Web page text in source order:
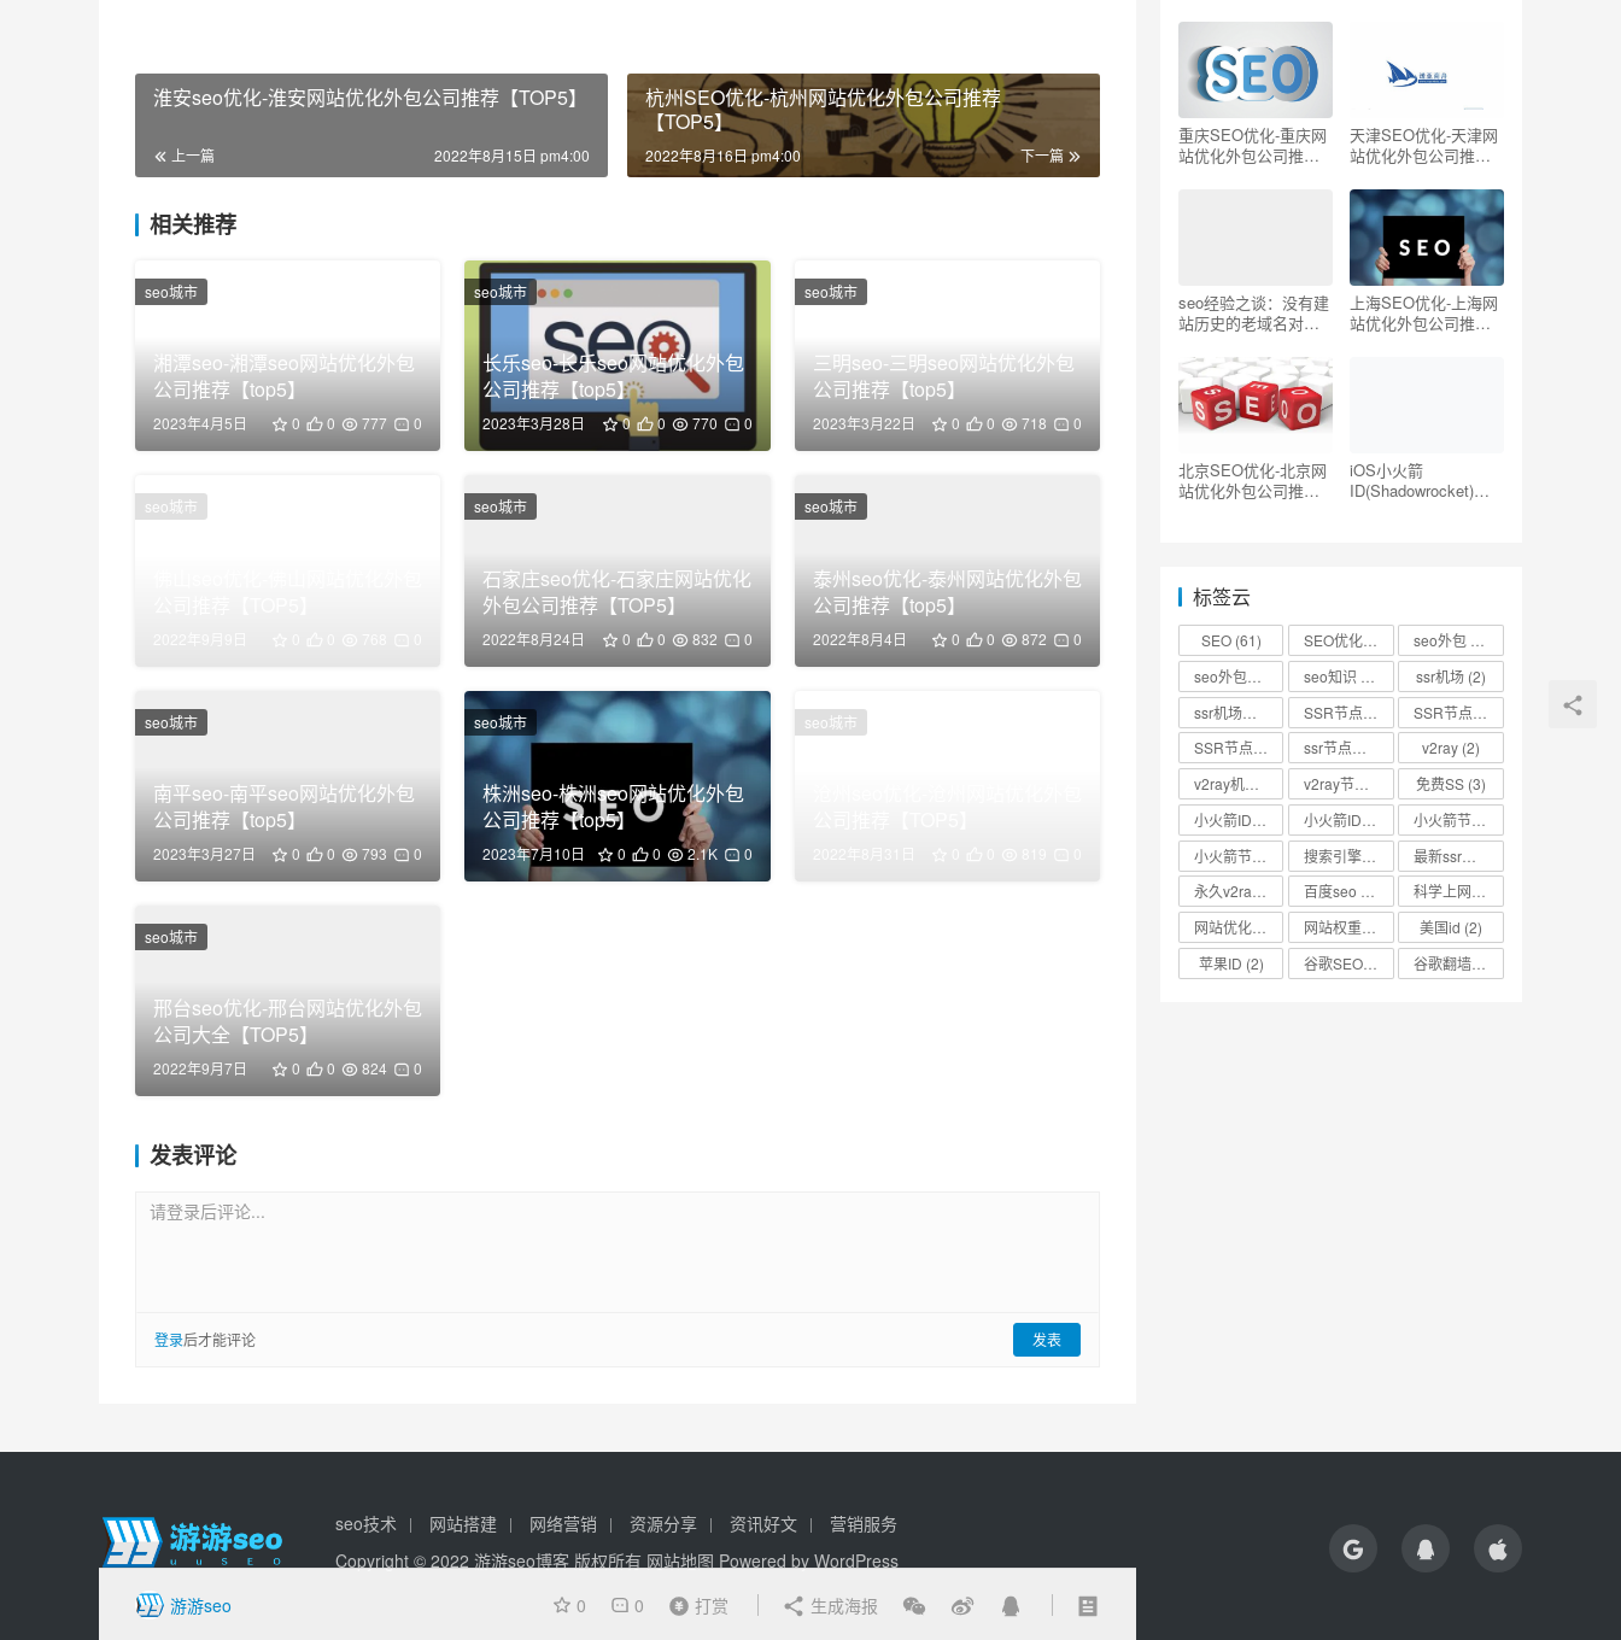
游游seo 0 0 打赏 生成海报
淮安seo优化-淮安网站优化外包公司推荐【TOP5】
上一篇 2022年8月15日 pm4:00
杭州SEO优化-杭州网站优化外包公司推荐
【TOP5】
下一篇
2022年8月16日 pm4:00
相关推荐
湘潭seo-湘潭seo网站优化外包
公司推荐【top5】
2023年4月5日 0 0 777 0
seo城市
长乐seo-长乐seo网站优化外包
公司推荐【top5】
2023年3月28日 0 0 770 0
seo城市
三明seo-三明seo网站优化外包
公司推荐【top5】
2023年3月22日 0 0 718 0
seo城市
seo城市
石家庄seo优化-石家庄网站优化
外包公司推荐【TOP5】
2022年8月24日 0 0 832 0
seo城市
泰州seo优化-泰州网站优化外包
公司推荐【top5】
2022年8月4日 0 0 872 0
seo城市
南平seo-南平seo网站优化外包
公司推荐【top5】
2023年3月27日 0 0 793 0
seo城市
株洲seo-株洲seo网站优化外包
公司推荐【top5】
2023年7月10日 0 0 2.1K 0
seo城市 seo城市
邢台seo优化-邢台网站优化外包
公司大全【TOP5】
2022年9月7日 0 0 824 0
seo城市
发表评论
请登录后评论...
登录后才能评论 发表
重庆SEO优化-重庆网
站优化外包公司推荐
天津SEO优化-天津网
站优化外包公司推荐
seo经验之谈：没有建
站历史的老域名对
上海SEO优化-上海网
站优化外包公司推荐
北京SEO优化-北京网
站优化外包公司推荐
iOS小火箭
ID(Shadowrocket)账
标签云
SEO(61) seo外包
seo知识 ssr机场 (2)
v2ray (2)
免费SS (3)
(2)
(2)百度seo
美国id (2)
苹果ID (2)
seo技术 网站搭建 网络营销 资源分享 资讯好文
营销服务
Copyright © 2022 游游seo博客 版权所有 网站地图 Powered by WordPress